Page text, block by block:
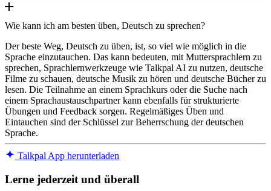
Wie kann ich am besten üben, Deutsch zu sprechen?
Der beste Weg, Deutsch zu üben, ist, so viel wie möglich in die
Sprache einzutauchen. Das kann bedeuten, mit Muttersprachlern zu
sprechen, Sprachlernwerkzeuge wie Talkpal AI zu nutzen, deutsche
Filme zu schauen, deutsche Musik zu hören und deutsche Bücher zu
lesen. Die Teilnahme an einem Sprachkurs oder die Suche nach
einem Sprachaustauschpartner kann ebenfalls für strukturierte
Übungen und Feedback sorgen. Regelmäßiges Üben und
Eintauchen sind der Schlüssel zur Beherrschung der deutschen
Sprache.
Talkpal App herunterladen
Lerne jederzeit und überall